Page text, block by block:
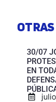
30/07
EN